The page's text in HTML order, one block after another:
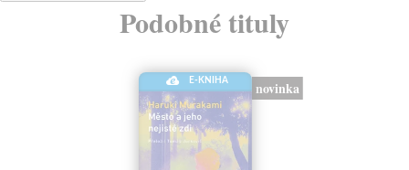
Podobné tituly
E-KNIHA novinka